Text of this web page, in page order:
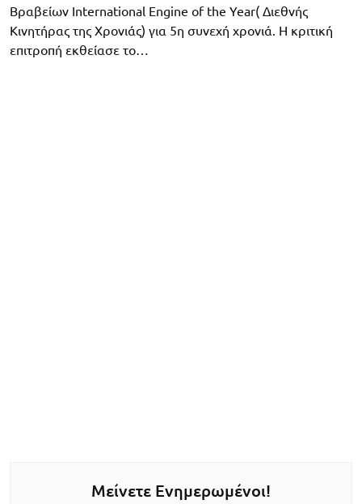
Βραβείων International Engine of the Year( Διεθνής
Κινητήρας της Χρονιάς) για 5η συνεχή χρονιά. Η κριτική
επιτροπή εκθείασε το…
Μείνετε Ενημερωμένοι!